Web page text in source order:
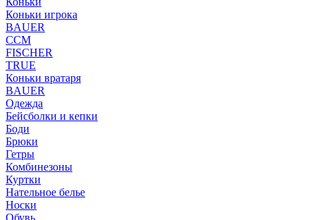
Коньки игрока
BAUER
CCM
FISCHER
TRUE
Коньки вратаря
BAUER
Одежда
Бейсболки и кепки
Боди
Брюки
Гетры
Комбинезоны
Куртки
Нательное белье
Носки
Обувь